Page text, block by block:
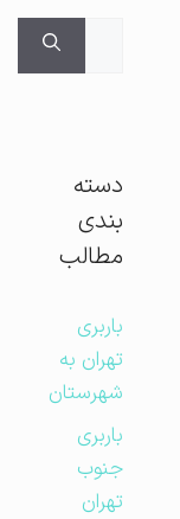
دسته
بندی
مطالب
باربری
تهران به
شهرستان
باربری
جنوب
تهران